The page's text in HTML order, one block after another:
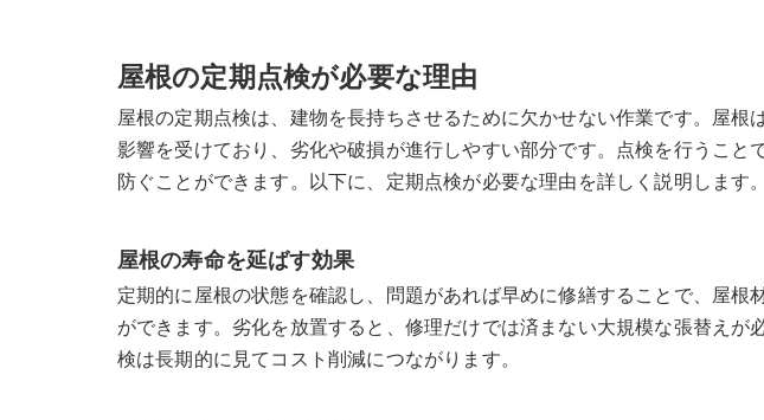
屋根の定期点検が必要な理由
屋根の定期点検は、建物を長持ちさせるために欠かせない作業です。屋根
影響を受けており、劣化や破損が進行しやすい部分です。点検を行うこと
防ぐことができます。以下に、定期点検が必要な理由を詳しく説明します。
屋根の寿命を延ばす効果
定期的に屋根の状態を確認し、問題があれば早めに修繕することで、屋根
ができます。劣化を放置すると、修理だけでは済まない大規模な張替えが
検は長期的に見てコスト削減につながります。